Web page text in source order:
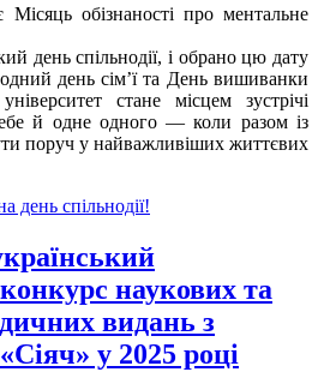
обізнаності про ментальне
день спільнодії, і обрано цю дату
день сім’ї та День вишиванки
стане місцем зустрічі
й одне одного — коли разом із
поруч у найважливіших життєвих
день спільнодії!
наукових та
видань з
у 2025 році